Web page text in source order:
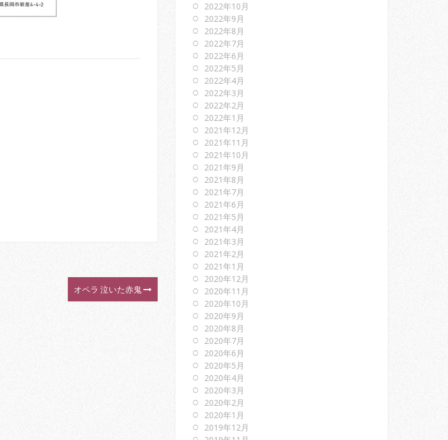
オペラ 泣いた赤鬼
2022年10月
2022年9月
2022年8月
2022年7月
2022年6月
2022年5月
2022年4月
2022年3月
2022年2月
2022年1月
2021年12月
2021年11月
2021年10月
2021年9月
2021年8月
2021年7月
2021年6月
2021年5月
2021年4月
2021年3月
2021年2月
2021年1月
2020年12月
2020年11月
2020年10月
2020年9月
2020年8月
2020年7月
2020年6月
2020年5月
2020年4月
2020年3月
2020年2月
2020年1月
2019年12月